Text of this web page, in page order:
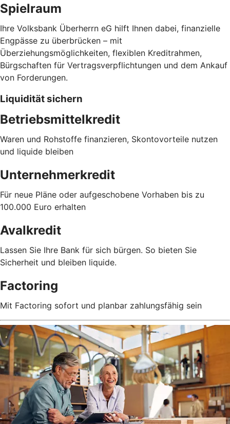
Spielraum
Ihre Volksbank Überherrn eG hilft Ihnen dabei, finanzielle
Engpässe zu überbrücken – mit
Überziehungsmöglichkeiten, flexiblen Kreditrahmen,
Bürgschaften für Vertragsverpflichtungen und dem Ankauf
von Forderungen.
Liquidität sichern
Betriebsmittelkredit
Waren und Rohstoffe finanzieren, Skontovorteile nutzen
und liquide bleiben
Unternehmerkredit
Für neue Pläne oder aufgeschobene Vorhaben bis zu
100.000 Euro erhalten
Avalkredit
Lassen Sie Ihre Bank für sich bürgen. So bieten Sie
Sicherheit und bleiben liquide.
Factoring
Mit Factoring sofort und planbar zahlungsfähig sein